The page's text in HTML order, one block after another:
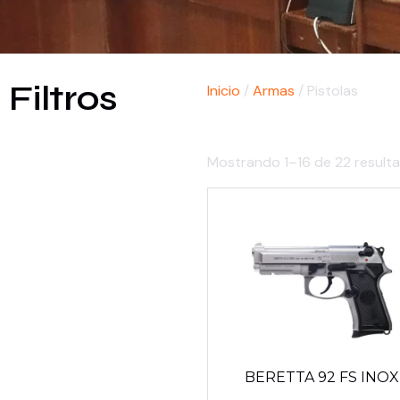
Filtros Inicio / Armas / Pistolas
Mostrando 1–16 de 22
BERETTA 92 FS INOX